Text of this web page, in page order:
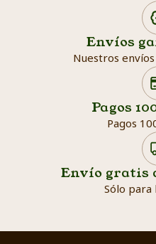
Envíos
Nuestros
Pagos
Pagos
Envío gratis
Sólo para